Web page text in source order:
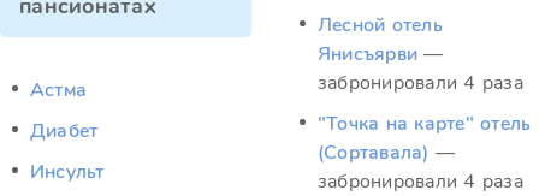
пансионатах
Астма
Диабет
Инсульт
Лесной отель
Янисъярви —
забронировали 4 раза
"Точка на карте" отель
(Сортавала) —
забронировали 4 раза